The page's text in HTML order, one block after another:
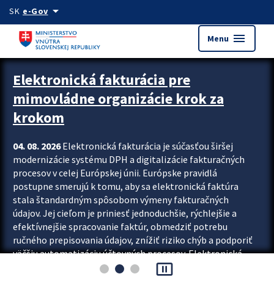
Preskocit na hlavný obsah
SK e-Govarrow_drop_down
Menu menu
Zastavit automatický posun upútavok
Elektronická fakturácia pre
mimovládne organizácie krok za
krokom
04. 08. 2026Elektronická fakturácia je súčasťou širšej
modernizácie systému DPH a digitalizácie fakturačných
procesov v celej Európskej únii. Európske pravidlá
postupne smerujú k tomu, aby sa elektronická faktúra
stala štandardným spôsobom výmeny fakturačných
údajov. Jej cieľom je priniesť jednoduchšie, rýchlejšie a
efektívnejšie spracovanie faktúr, obmedziť potrebu
ručného prepisovania údajov, znížiť riziko chýb a podporiť
väčšiu automatizáciu účtovných procesov. Elektronická
fakturácia preto nepredstavuje...
pause_presentation